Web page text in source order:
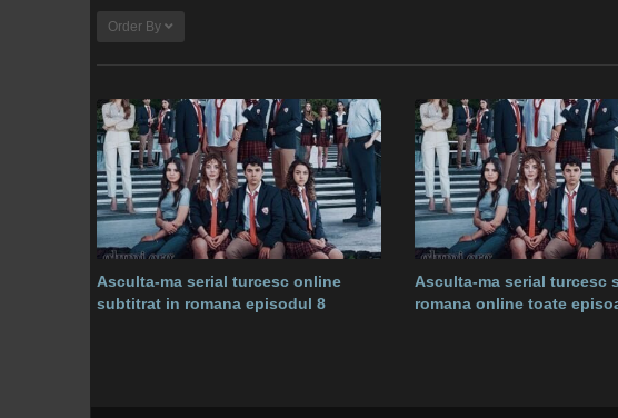
Order By
Asculta-ma serial turcesc online
subtitrat in romana episodul 8
Asculta-ma serial turcesc
romana online toate